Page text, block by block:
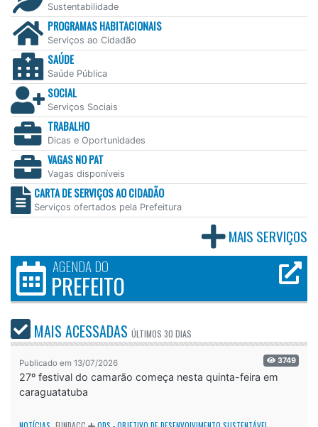
Sustentabilidade
PROGRAMAS HABITACIONAIS
Serviços ao Cidadão
SAÚDE
Saúde Pública
SOCIAL
Serviços Sociais
TRABALHO
Dicas e Oportunidades
VAGAS NO PAT
Vagas disponíveis
CARTA DE SERVIÇOS AO CIDADÃO
Serviços ofertados pela Prefeitura
MAIS SERVIÇOS
AGENDA DO
PREFEITO
MAIS ACESSADAS ÚLTIMOS 30 DIAS
Publicado em 13/07/2026 3749
27º festival do camarão começa nesta quinta-feira em
caraguatatuba